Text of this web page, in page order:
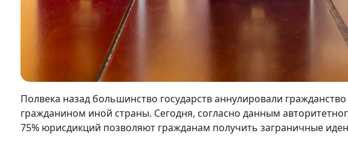
Полвека назад большинство государств аннулировали
гражданином иной страны. Сегодня, согласно данным
75% юрисдикций позволяют гражданам получить заграничные